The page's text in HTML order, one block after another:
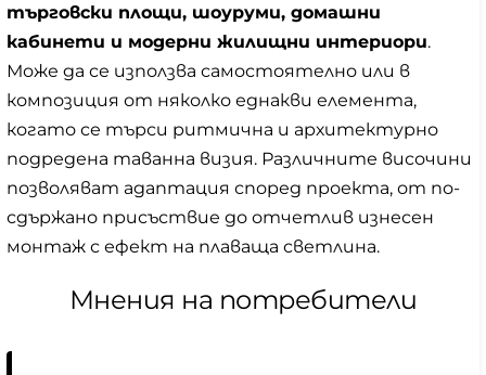
търговски площи, шоуруми, домашни
кабинети и модерни жилищни интериори.
Може да се използва самостоятелно или в
композиция от няколко еднакви елемента,
когато се търси ритмична и архитектурно
подредена таванна визия. Различните височини
позволяват адаптация според проекта, от по-
сдържано присъствие до отчетлив изнесен
монтаж с ефект на плаваща светлина.
Мнения на потребители